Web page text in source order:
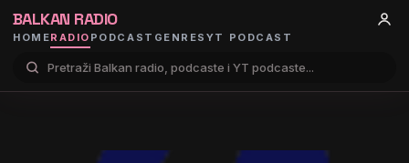
BALKAN RADIO
HOMERADIO PODCAST GENRES YT PODCAST